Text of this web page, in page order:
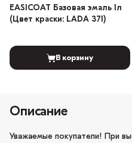
EASICOAT Базовая эмаль 1л
(Цвет краски: LADA 371)
В корзину
Описание
Уважаемые покупатели! При